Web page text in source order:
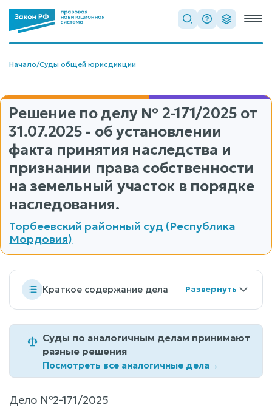
Начало/Суды общей юрисдикции
Решение по делу № 2-171/2025 от
31.07.2025 - об установлении
факта принятия наследства и
признании права собственности
на земельный участок в порядке
наследования.
Торбеевский районный суд (Республика
Мордовия)
Краткое содержание дела
Суды по аналогичным делам принимают
разные решения
Посмотреть все аналогичные дела→
Дело №2-171/2025